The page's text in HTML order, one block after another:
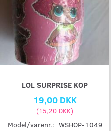
LOL SURPRISE KOP
19,00 DKK
(15,20 DKK)
Model/varenr.: WSHOP-1049